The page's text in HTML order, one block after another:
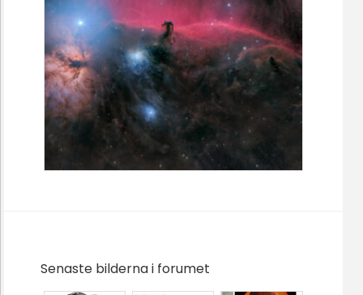
Senaste bilderna i forumet